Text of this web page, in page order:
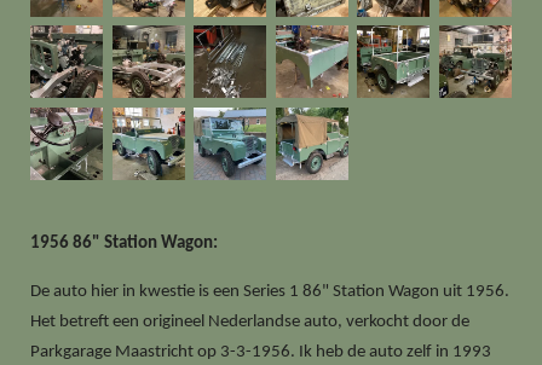
1956 86" Station Wagon:
De auto hier in kwestie is een Series 1 86" Station Wagon uit 1956.
Het betreft een origineel Nederlandse auto, verkocht door de
Parkgarage Maastricht op 3-3-1956. Ik heb de auto zelf in 1993